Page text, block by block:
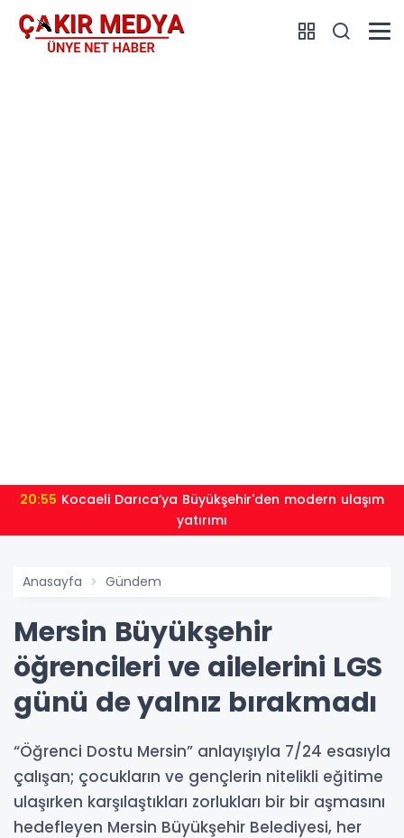
20:55
yatırımı
Anasayfa Gündem
Mersin Büyükşehir
öğrencileri ve ailelerini LGS
günü de yalnız bırakmadı
“Öğrenci Dostu Mersin” anlayışıyla 7/24 esasıyla
çalışan; çocukların ve gençlerin nitelikli eğitime
ulaşırken karşılaştıkları zorlukları bir bir aşmasını
hedefleyen Mersin Büyükşehir Belediyesi, her